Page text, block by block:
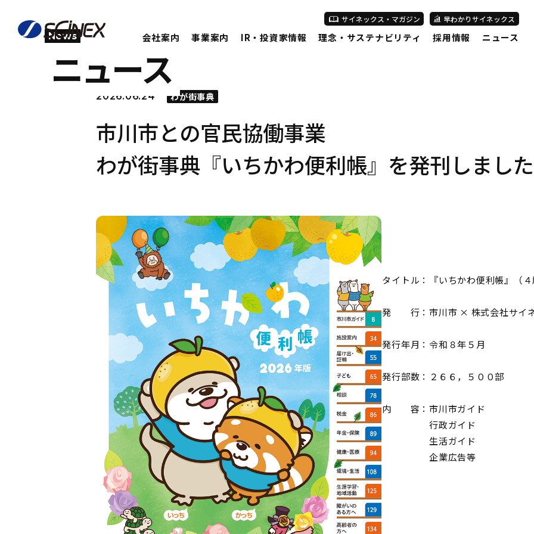
サイネックス・マガジン 早わかりサイネックス
会社案内 事業案内 IR・投資家情報 理念・サステナビリティ 採用情報 ニュース
News
ニュース
2026.06.24 わが街事典
市川市との官民協働事業
わが街事典『いちかわ便利帳』を発刊しました
タイトル：『いちかわ便利帳』（４
発 行：市川市 × 株式会社サイ
発行年月：令和８年５月
発行部数：２６６，５００部
内 容：市川市ガイド
行政ガイド
生活ガイド
企業広告等